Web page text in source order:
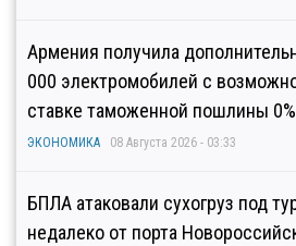
Армения получила
000 электромобилей с
ставке таможенной пошлины 0%
ЭКОНОМИКА 08 Августа 2026 - 03:33
БПЛА атаковали сухогруз под
недалеко от порта